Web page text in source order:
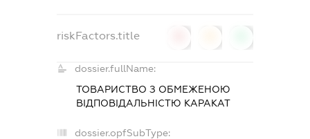
riskFactors.title
dossier.fullName:
ТОВАРИСТВО З ОБМЕЖЕНОЮ
ВІДПОВІДАЛЬНІСТЮ КАРАКАТ
dossier.opfSubType: